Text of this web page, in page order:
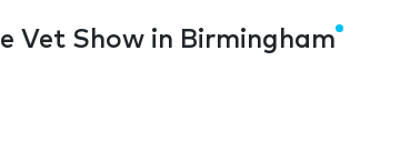
Vet Show in Birmingham